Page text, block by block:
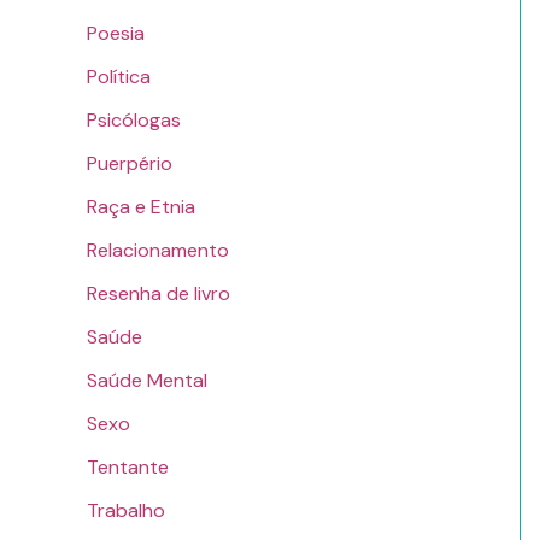
Poesia
Política
Psicólogas
Puerpério
Raça e Etnia
Relacionamento
Resenha de livro
Saúde
Saúde Mental
Sexo
Tentante
Trabalho